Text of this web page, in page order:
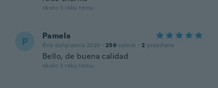
około 3 roku temu
P Pamela
Rok dołączenia 2020 · 259 opinie · 2 przesłane
Bello, de buena calidad
około 3 roku temu